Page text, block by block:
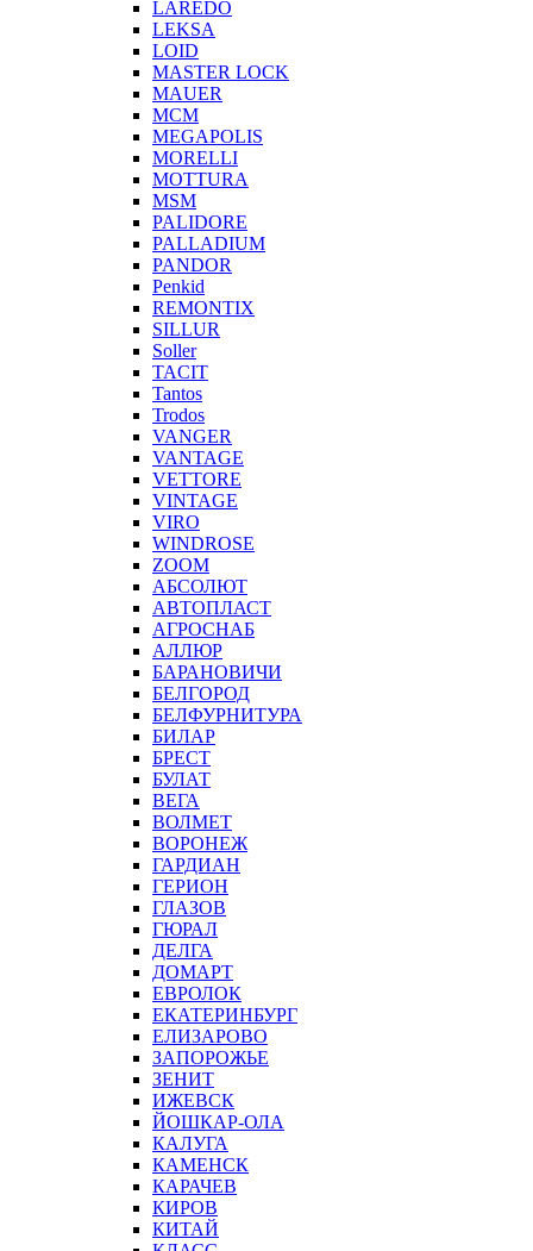
LAREDO
LEKSA
LOID
MASTER LOCK
MAUER
MCM
MEGAPOLIS
MORELLI
MOTTURA
MSM
PALIDORE
PALLADIUM
PANDOR
Penkid
REMONTIX
SILLUR
Soller
TACIT
Tantos
Trodos
VANGER
VANTAGE
VETTORE
VINTAGE
VIRO
WINDROSE
ZOOM
АБСОЛЮТ
АВТОПЛАСТ
АГРОСНАБ
АЛЛЮР
БАРАНОВИЧИ
БЕЛГОРОД
БЕЛФУРНИТУРА
БИЛАР
БРЕСТ
БУЛАТ
ВЕГА
ВОЛМЕТ
ВОРОНЕЖ
ГАРДИАН
ГЕРИОН
ГЛАЗОВ
ГЮРАЛ
ДЕЛГА
ДОМАРТ
ЕВРОЛОК
ЕКАТЕРИНБУРГ
ЕЛИЗАРОВО
ЗАПОРОЖЬЕ
ЗЕНИТ
ИЖЕВСК
ЙОШКАР-ОЛА
КАЛУГА
КАМЕНСК
КАРАЧЕВ
КИРОВ
КИТАЙ